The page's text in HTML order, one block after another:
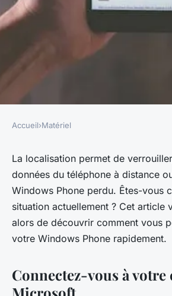
Comment localiser
Windows Phone
régis•3 février 2023•2 min de lecture
Accueil›Matériel
La localisation permet de
données du téléphone à distance
Windows Phone perdu. Êtes-vous
situation actuellement ? Cet article
alors de découvrir comment vous
votre Windows Phone rapidement.
Connectez-vous à votre